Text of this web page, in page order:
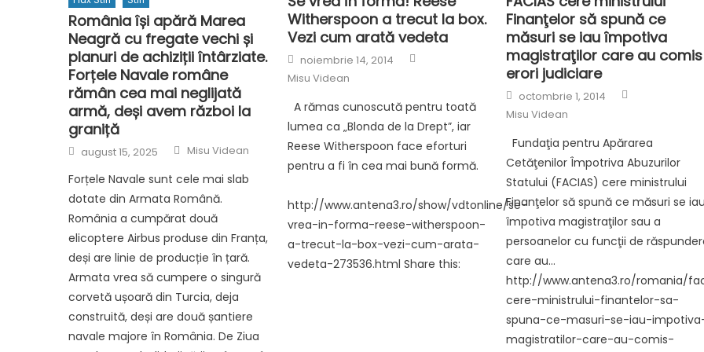
România își apără Marea
Neagră cu fregate vechi și
planuri de achiziții întârziate.
Forțele Navale române
rămân cea mai neglijată
armă, deși avem război la
graniță
Posted
on
august 15, 2025 Author
Misu Videan
Forțele Navale sunt cele mai slab
dotate din Armata Română.
România a cumpărat două
elicoptere Airbus produse din Franța,
deși are linie de producție în țară.
Armata vrea să cumpere o singură
corvetă ușoară din Turcia, deja
construită, deși are două șantiere
navale majore în România. De Ziua
Witherspoon a trecut la box.
Vezi cum arată vedeta
Posted
on
noiembrie 14, 2014
Misu Videan
A rămas cunoscută pentru toată
lumea ca „Blonda de la Drept”, iar
Reese Witherspoon face eforturi
pentru a fi în cea mai bună formă.
http://www.antena3.ro/show/vdtonline/se-
vrea-in-forma-reese-witherspoon-
a-trecut-la-box-vezi-cum-arata-
vedeta-273536.html Share this:
Finanţelor să spună ce
măsuri se iau împotiva
magistraţilor care au comis
erori judiciare
Posted
on
octombrie 1, 2014
Misu Videan
Fundaţia pentru Apărarea
Cetăţenilor Împotriva Abuzurilor
Statului (FACIAS) cere ministrului
Finanţelor să spună ce măsuri se iau
împotiva magistraţilor sau a
persoanelor cu funcţii de
care au…
http://www.antena3.ro/romania/
cere-ministrului-finantelor-sa-
spuna-ce-masuri-se-iau-
magistratilor-care-au-comis-